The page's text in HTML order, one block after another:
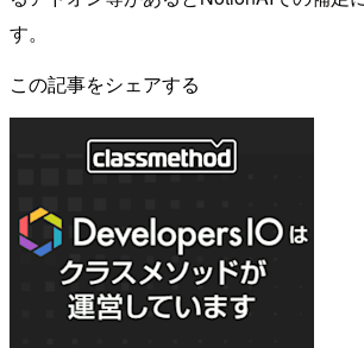
す。
この記事をシェアする